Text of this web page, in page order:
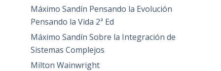
Máximo Sandín Pensando la Evolución
Pensando la Vida 2ª Ed
Máximo Sandín Sobre la Integración de
Sistemas Complejos
Milton Wainwright